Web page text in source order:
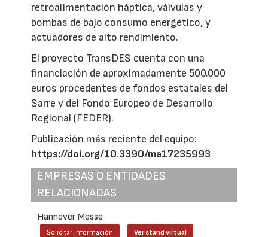
retroalimentación háptica, válvulas y
bombas de bajo consumo energético, y
actuadores de alto rendimiento.
El proyecto TransDES cuenta con una
financiación de aproximadamente 500.000
euros procedentes de fondos estatales del
Sarre y del Fondo Europeo de Desarrollo
Regional (FEDER).
Publicación más reciente del equipo:
https://doi.org/10.3390/ma17235993
EMPRESAS O ENTIDADES
RELACIONADAS
Hannover Messe
Solicitar información Ver stand virtual